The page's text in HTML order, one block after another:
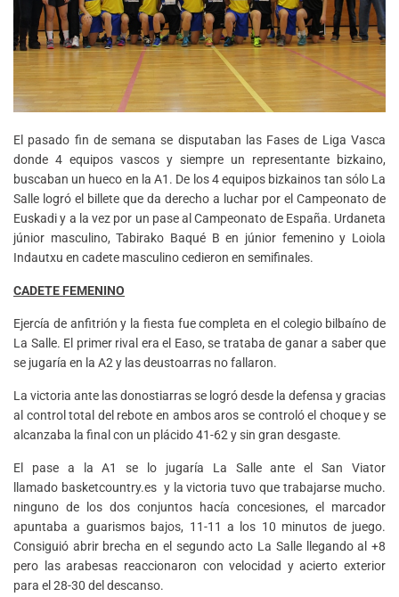
El pasado fin de semana se disputaban las Fases de Liga Vasca
donde 4 equipos vascos y siempre un representante bizkaino,
buscaban un hueco en la A1. De los 4 equipos bizkainos tan sólo La
Salle logró el billete que da derecho a luchar por el Campeonato de
Euskadi y a la vez por un pase al Campeonato de España. Urdaneta
júnior masculino, Tabirako Baqué B en júnior femenino y Loiola
Indautxu en cadete masculino cedieron en semifinales.
CADETE FEMENINO
Ejercía de anfitrión y la fiesta fue completa en el colegio bilbaíno de
La Salle. El primer rival era el Easo, se trataba de ganar a saber que
se jugaría en la A2 y las deustoarras no fallaron.
La victoria ante las donostiarras se logró desde la defensa y gracias
al control total del rebote en ambos aros se controló el choque y se
alcanzaba la final con un plácido 41-62 y sin gran desgaste.
El pase a la A1 se lo jugaría La Salle ante el San Viator
llamado basketcountry.es y la victoria tuvo que trabajarse mucho.
ninguno de los dos conjuntos hacía concesiones, el marcador
apuntaba a guarismos bajos, 11-11 a los 10 minutos de juego.
Consiguió abrir brecha en el segundo acto La Salle llegando al +8
pero las arabesas reaccionaron con velocidad y acierto exterior
para el 28-30 del descanso.